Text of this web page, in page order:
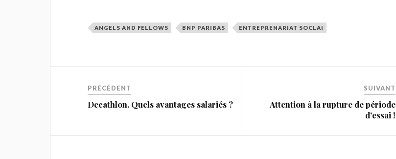
ANGELS AND FELLOWS BNP PARIBAS ENTREPRENARIAT SOCLAI
PRÉCÉDENT
Decathlon. Quels avantages salariés ?
SUIVANT
Attention à la rupture de période
d'essai !